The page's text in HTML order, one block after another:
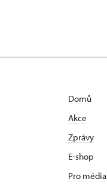
Domů
Akce
Zprávy
E-shop
Pro média